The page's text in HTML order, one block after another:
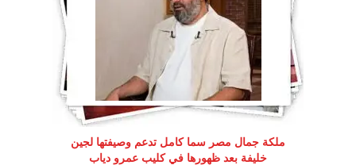
ملكة جمال مصر سما كامل تدعم وصيفتها لجين
خليفة بعد ظهورها في كليب عمرو دياب